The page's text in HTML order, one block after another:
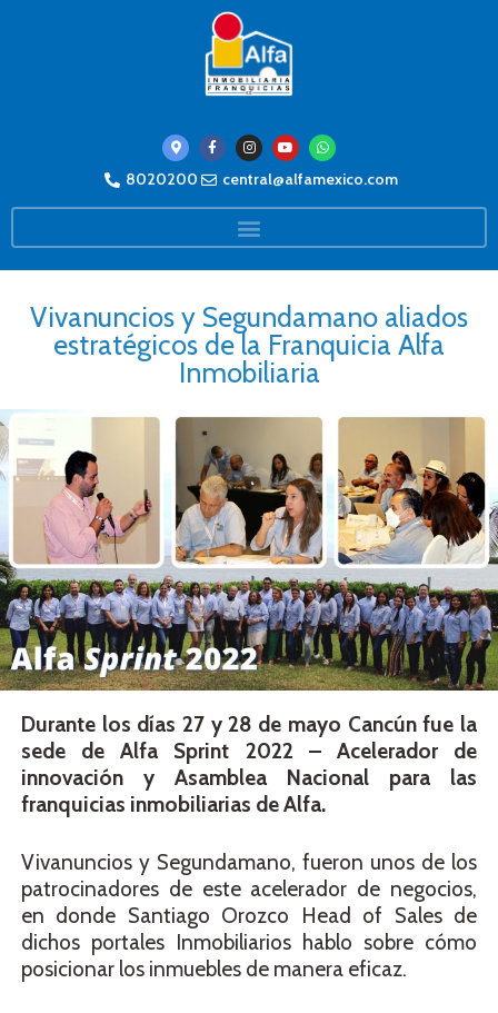
8020200 central@alfamexico.com
Vivanuncios y Segundamano aliados
estratégicos de la Franquicia Alfa
Inmobiliaria
Durante los días 27 y 28 de mayo Cancún fue la
sede de Alfa Sprint 2022 – Acelerador de
innovación y Asamblea Nacional para las
franquicias inmobiliarias de Alfa.
Vivanuncios y Segundamano, fueron unos de los
patrocinadores de este acelerador de negocios,
en donde Santiago Orozco Head of Sales de
dichos portales Inmobiliarios hablo sobre cómo
posicionar los inmuebles de manera eficaz.